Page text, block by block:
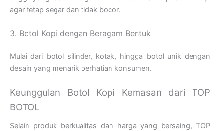
agar tetap segar dan tidak bocor.
3. Botol Kopi dengan Beragam Bentuk
Mulai dari botol silinder, kotak, hingga botol unik dengan
desain yang menarik perhatian konsumen.
Keunggulan Botol Kopi Kemasan dari TOP
BOTOL
Selain produk berkualitas dan harga yang bersaing, TOP